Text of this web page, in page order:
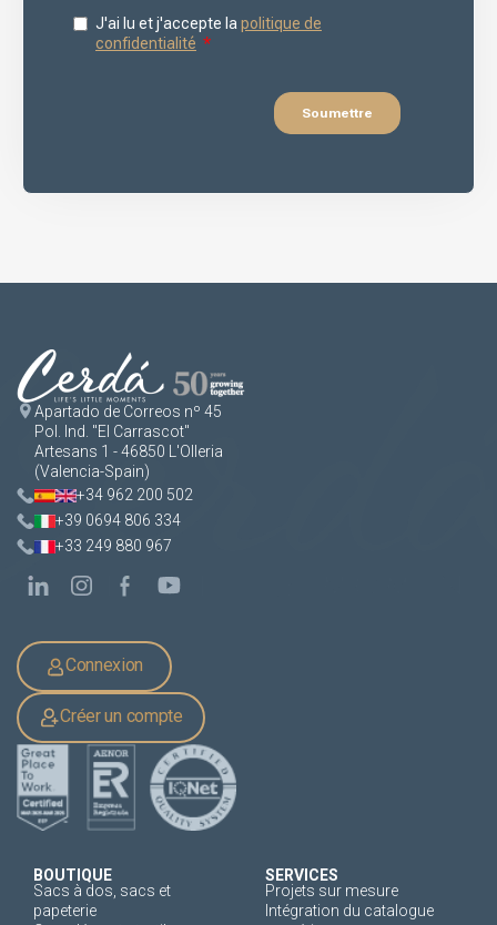
Apartado de Correos nº 45
Pol. Ind. "El Carrascot"
Artesans 1 - 46850 L'Olleria
(Valencia-Spain)
+34 962 200 502
+39 0694 806 334
+33 249 880 967
Connexion
Créer un compte
BOUTIQUE
Sacs à dos, sacs et
papeterie
SERVICES
Projets sur mesure
Intégration du catalogue